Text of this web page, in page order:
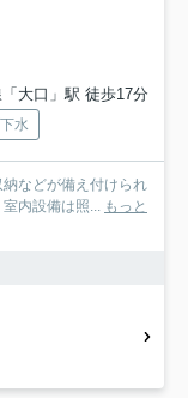
大口」駅 徒歩17分
水
などが備え付けられ
内設備は照...
もっと